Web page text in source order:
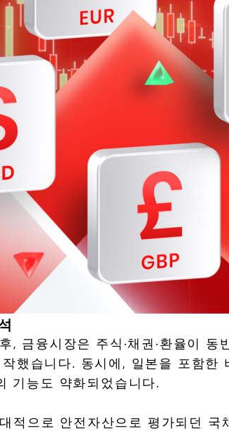
융시장은 주식·채권·환율이 동
했습니다. 동시에, 일본을 포함한
기능도 약화되었습니다.
으로 안전자산으로 평가되던